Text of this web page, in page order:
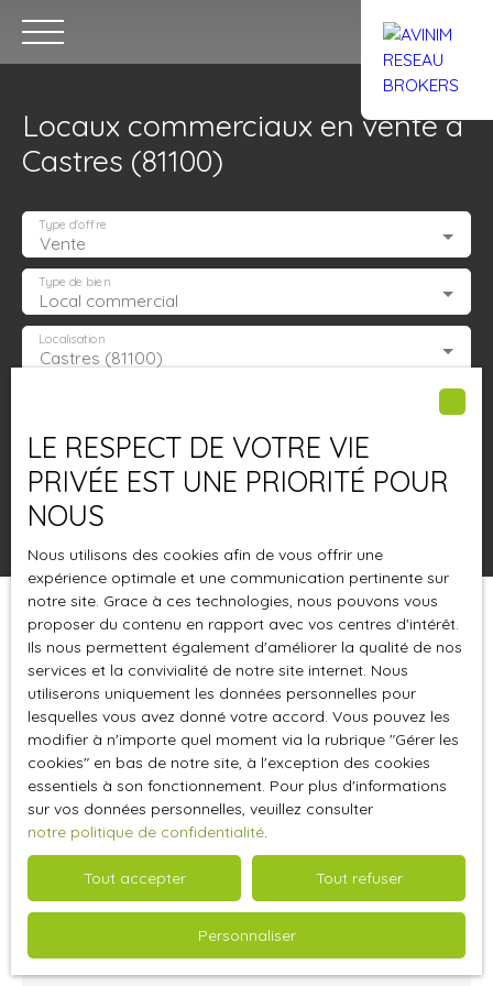
Accueil Acheter Trouver un
Estimation
Locaux commerciaux en vente à
Castres (81100)
Vente
Type d'offre
Local commercial
Type de bien
Castres (81100)
Localisation
Surface min (m²)
Pertinence
Trier par Créer une alerte
LE RESPECT DE VOTRE VIE
PRIVÉE EST UNE PRIORITÉ POUR
NOUS
Nous utilisons des cookies afin de vous offrir une
expérience optimale et une communication pertinente sur
notre site. Grace à ces technologies, nous pouvons vous
proposer du contenu en rapport avec vos centres d'intérêt.
Ils nous permettent également d'améliorer la qualité de nos
services et la convivialité de notre site internet. Nous
utiliserons uniquement les données personnelles pour
lesquelles vous avez donné votre accord. Vous pouvez les
modifier à n'importe quel moment via la rubrique ″Gérer les
cookies″ en bas de notre site, à l'exception des cookies
essentiels à son fonctionnement. Pour plus d'informations
sur vos données personnelles, veuillez consulter
notre politique de confidentialité.
Tout accepter Tout refuser
Personnaliser